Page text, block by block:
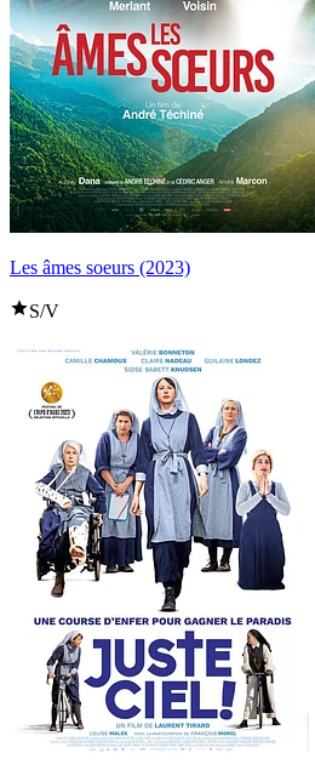
Les âmes soeurs (2023)
S/V